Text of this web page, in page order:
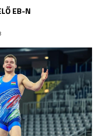
EB-N